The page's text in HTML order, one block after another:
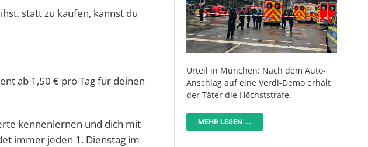
statt zu kaufen, kannst du
ab 1,50 € pro Tag für deinen
kennenlernen und dich mit
immer jeden 1. Dienstag im
Urteil in München: Nach dem Auto-
Anschlag auf eine Verdi-Demo erhält
der Täter die Höchststrafe.
MEHR LESEN ...